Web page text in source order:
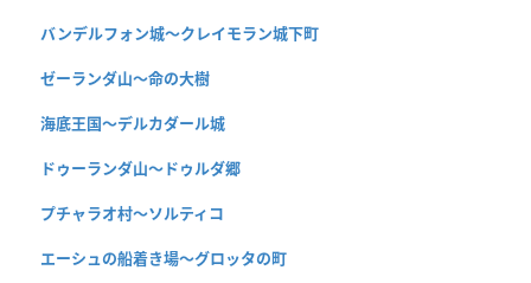
バンデルフォン城〜クレイモラン城下町
ゼーランダ山〜命の大樹
海底王国〜デルカダール城
ドゥーランダ山～ドゥルダ郷
プチャラオ村〜ソルティコ
エーシュの船着き場〜グロッタの町